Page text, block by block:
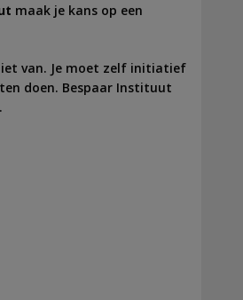
maak je kans op een
van. Je moet zelf initiatief
doen. Bespaar Instituut